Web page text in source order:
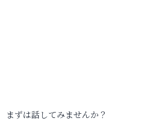
まずは話してみませんか？